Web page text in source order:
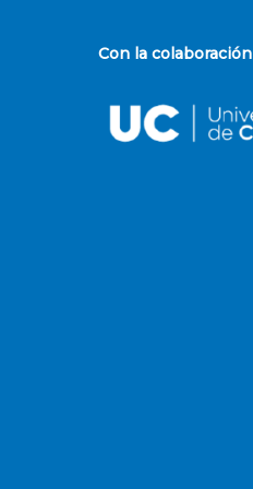
Con la colaboración